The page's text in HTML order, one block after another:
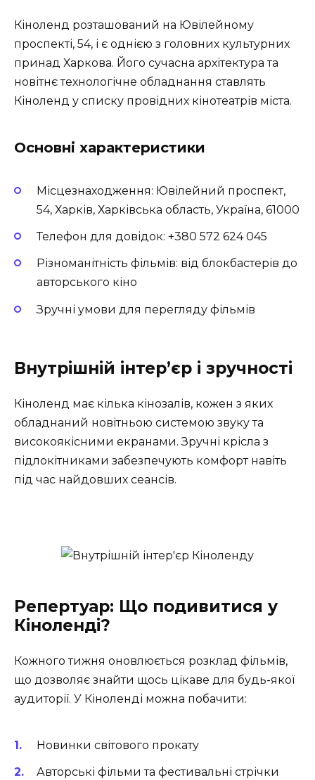
Кіноленд розташований на Ювілейному
проспекті, 54, і є однією з головних культурних
принад Харкова. Його сучасна архітектура та
новітнє технологічне обладнання ставлять
Кіноленд у списку провідних кінотеатрів міста.
Основні характеристики
Місцезнаходження: Ювілейний проспект,
54, Харків, Харківська область, Україна, 61000
Телефон для довідок: +380 572 624 045
Різноманітність фільмів: від блокбастерів до
авторського кіно
Зручні умови для перегляду фільмів
Внутрішній інтер’єр і зручності
Кіноленд має кілька кінозалів, кожен з яких
обладнаний новітньою системою звуку та
високоякісними екранами. Зручні крісла з
підлокітниками забезпечують комфорт навіть
під час найдовших сеансів.
Репертуар: Що подивитися у
Кіноленді?
Кожного тижня оновлюється розклад фільмів,
що дозволяє знайти щось цікаве для будь-якої
аудиторії. У Кіноленді можна побачити:
Новинки світового прокату
Авторські фільми та фестивальні стрічки